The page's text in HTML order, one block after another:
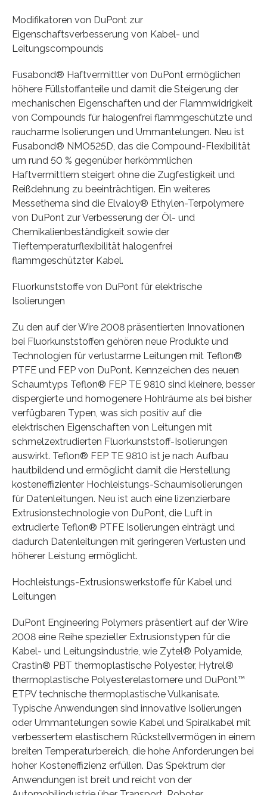
Modifikatoren von DuPont zur
Eigenschaftsverbesserung von Kabel- und
Leitungscompounds
Fusabond® Haftvermittler von DuPont ermöglichen
höhere Füllstoffanteile und damit die Steigerung der
mechanischen Eigenschaften und der Flammwidrigkeit
von Compounds für halogenfrei flammgeschützte und
raucharme Isolierungen und Ummantelungen. Neu ist
Fusabond® NMO525D, das die Compound-Flexibilität
um rund 50 % gegenüber herkömmlichen
Haftvermittlern steigert ohne die Zugfestigkeit und
Reißdehnung zu beeinträchtigen. Ein weiteres
Messethema sind die Elvaloy® Ethylen-Terpolymere
von DuPont zur Verbesserung der Öl- und
Chemikalienbeständigkeit sowie der
Tieftemperaturflexibilität halogenfrei
flammgeschützter Kabel.
Fluorkunststoffe von DuPont für elektrische
Isolierungen
Zu den auf der Wire 2008 präsentierten Innovationen
bei Fluorkunststoffen gehören neue Produkte und
Technologien für verlustarme Leitungen mit Teflon®
PTFE und FEP von DuPont. Kennzeichen des neuen
Schaumtyps Teflon® FEP TE 9810 sind kleinere, besser
dispergierte und homogenere Hohlräume als bei bisher
verfügbaren Typen, was sich positiv auf die
elektrischen Eigenschaften von Leitungen mit
schmelzextrudierten Fluorkunststoff-Isolierungen
auswirkt. Teflon® FEP TE 9810 ist je nach Aufbau
hautbildend und ermöglicht damit die Herstellung
kosteneffizienter Hochleistungs-Schaumisolierungen
für Datenleitungen. Neu ist auch eine lizenzierbare
Extrusionstechnologie von DuPont, die Luft in
extrudierte Teflon® PTFE Isolierungen einträgt und
dadurch Datenleitungen mit geringeren Verlusten und
höherer Leistung ermöglicht.
Hochleistungs-Extrusionswerkstoffe für Kabel und
Leitungen
DuPont Engineering Polymers präsentiert auf der Wire
2008 eine Reihe spezieller Extrusionstypen für die
Kabel- und Leitungsindustrie, wie Zytel® Polyamide,
Crastin® PBT thermoplastische Polyester, Hytrel®
thermoplastische Polyesterelastomere und DuPont™
ETPV technische thermoplastische Vulkanisate.
Typische Anwendungen sind innovative Isolierungen
oder Ummantelungen sowie Kabel und Spiralkabel mit
verbessertem elastischem Rückstellvermögen in einem
breiten Temperaturbereich, die hohe Anforderungen bei
hoher Kosteneffizienz erfüllen. Das Spektrum der
Anwendungen ist breit und reicht von der